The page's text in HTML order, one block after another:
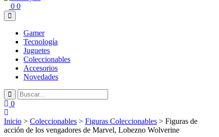
0 0
Gamer
Tecnología
Juguetes
Coleccionables
Accesorios
Novedades
0
Inicio > Coleccionables > Figuras Coleccionables > Figuras de
acción de los vengadores de Marvel, Lobezno Wolverine